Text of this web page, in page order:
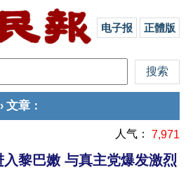
电子报 正體版
› 文章 ：
人气： 7,971
入黎巴嫩 与真主党爆发激烈